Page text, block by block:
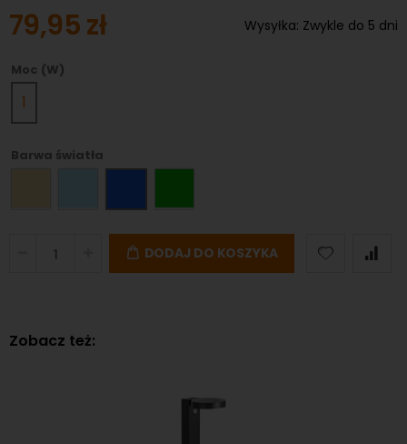
79,95 zł Wysyłka: Zwykle do 5 dni
Moc (W)
1
Barwa światła
DODAJ DO KOSZYKA
Zobacz też: